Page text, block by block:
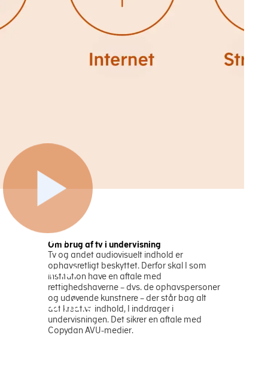
fortalt:
internet
streaming
undervisningen
Om brug af tv i undervisning
Tv og andet audiovisuelt indhold er
ophavsretligt beskyttet. Derfor skal I som
institution have en aftale med
rettighedshaverne – dvs. de ophavspersoner
og udøvende kunstnere – der står bag alt
det kreative indhold, I inddrager i
undervisningen. Det sikrer en aftale med
Copydan AVU-medier.